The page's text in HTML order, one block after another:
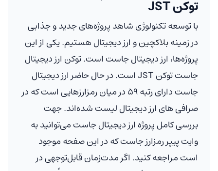
توکن JST
با توسعه تکنولوژی شاهد پروژه‌های جدید و جذابی
در زمینهبلاکچینو ارز دیجیتال هستیم. یکی از این
پروژه‌ها، ارز دیجیتال جاست است. توکن ارز دیجیتال
جاست توکن JST است. در حال حاضر ارز دیجیتال
جاست دارای رتبه ۵۹ در میان رمزارزهایی است که در
صرافی های ارز دیجیتال لیست شده‌اند. جهت
بررسی کامل پروژه ارز دیجیتال جاست می‌توانید به
وایت پیپر رمزارز جاست که در این صفحه موجود
است مراجعه کنید. اگر مدت‌زمان قابل‌توجهی در